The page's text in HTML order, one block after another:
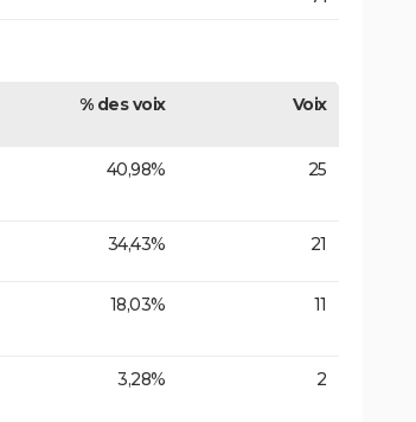
% des voix Voix
40,98% 25
34,43% 21
18,03% 11
3,28% 2